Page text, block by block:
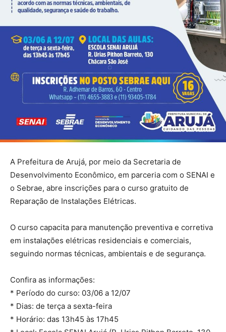
A Prefeitura de Arujá, por meio da Secretaria de
Desenvolvimento Econômico, em parceria com o SENAI e
o Sebrae, abre inscrições para o curso gratuito de
Reparação de Instalações Elétricas.
O curso capacita para manutenção preventiva e corretiva
em instalações elétricas residenciais e comerciais,
seguindo normas técnicas, ambientais e de segurança.
Confira as informações:
* Período do curso: 03/06 a 12/07
* Dias: de terça a sexta-feira
* Horário: das 13h45 às 17h45